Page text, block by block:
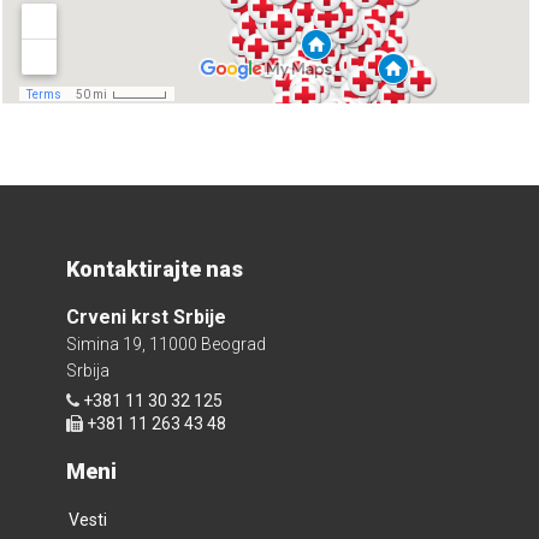
Kontaktirajte nas
Crveni krst Srbije
Simina 19, 11000 Beograd
Srbija
+381 11 30 32 125
+381 11 263 43 48
Meni
Vesti